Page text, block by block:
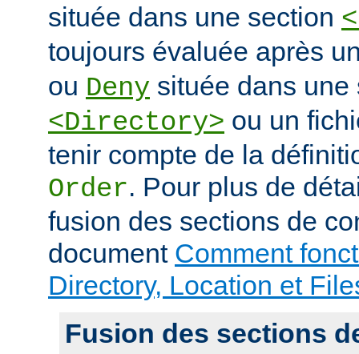
située dans une section
toujours évaluée après
ou Deny située dans une
<Directory> ou un
tenir compte de la
Order. Pour plus de
fusion des sections de
document Comment
Directory, Location et
Fusion des sections